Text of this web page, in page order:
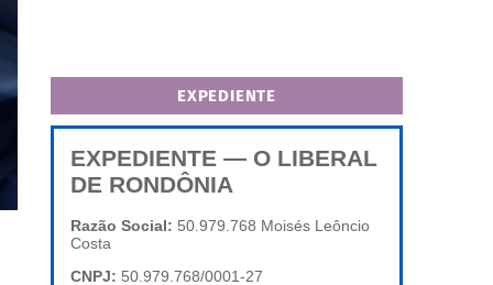
EXPEDIENTE
EXPEDIENTE — O LIBERAL
DE RONDÔNIA
Razão Social: 50.979.768 Moisés Leôncio
Costa
CNPJ: 50.979.768/0001-27